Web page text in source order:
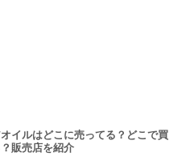
イルはどこに売ってる？どこで買
販売店を紹介